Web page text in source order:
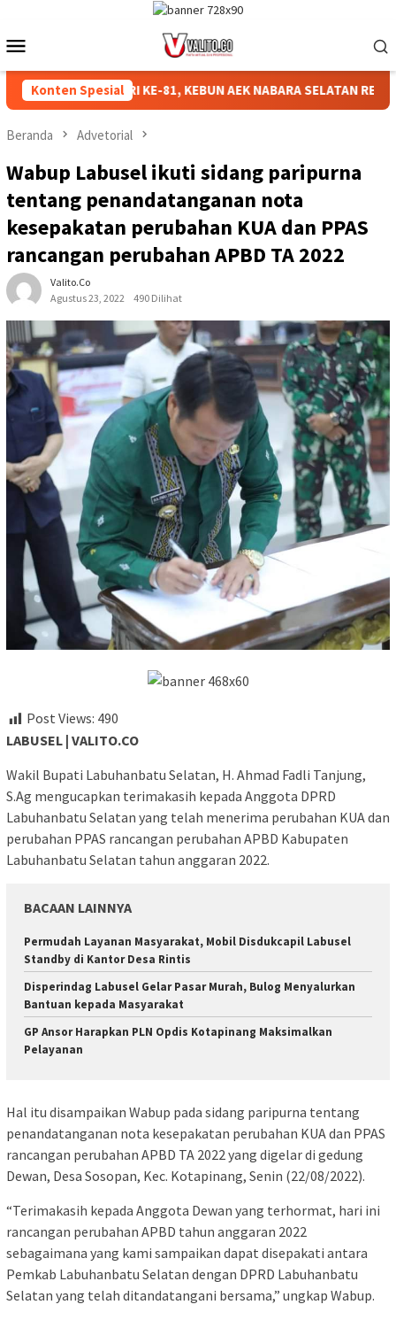
konten
Mobile
Konten Spesial
HUT RI KE-81, KEBUN AEK NABARA SELATAN RESMI
Beranda Advetorial
Wabup Labusel ikuti sidang paripurna
tentang penandatanganan nota
kesepakatan perubahan KUA dan PPAS
rancangan perubahan APBD TA 2022
Valito.co
Agustus 23, 2022
490 Dilihat
Post Views: 490
LABUSEL | VALITO.CO
Wakil Bupati Labuhanbatu Selatan, H. Ahmad Fadli Tanjung,
S.Ag mengucapkan terimakasih kepada Anggota DPRD
Labuhanbatu Selatan yang telah menerima perubahan KUA dan
perubahan PPAS rancangan perubahan APBD Kabupaten
Labuhanbatu Selatan tahun anggaran 2022.
BACAAN LAINNYA
Permudah Layanan Masyarakat, Mobil Disdukcapil Labusel
Standby di Kantor Desa Rintis
Disperindag Labusel Gelar Pasar Murah, Bulog Menyalurkan
Bantuan kepada Masyarakat
GP Ansor Harapkan PLN Opdis Kotapinang Maksimalkan
Pelayanan
Hal itu disampaikan Wabup pada sidang paripurna tentang
penandatanganan nota kesepakatan perubahan KUA dan PPAS
rancangan perubahan APBD TA 2022 yang digelar di gedung
Dewan, Desa Sosopan, Kec. Kotapinang, Senin (22/08/2022).
“Terimakasih kepada Anggota Dewan yang terhormat, hari ini
rancangan perubahan APBD tahun anggaran 2022
sebagaimana yang kami sampaikan dapat disepakati antara
Pemkab Labuhanbatu Selatan dengan DPRD Labuhanbatu
Selatan yang telah ditandatangani bersama,” ungkap Wabup.